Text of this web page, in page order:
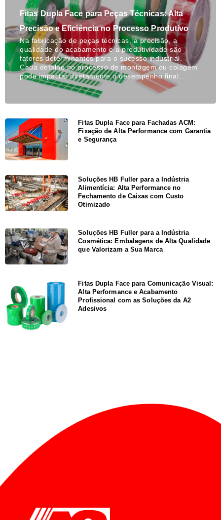
Fitas Dupla Face para Peças Técnicas: Alta
Precisão e Eficiência no Processo Produtivo
Na fabricação de peças técnicas, a precisão, a
qualidade do acabamento e a produtividade são
fatores determinantes para o sucesso industrial.
Cada detalhe no processo de montagem ou colagem
pode impactar diretamente o desempenho final…
Fitas Dupla Face para Fachadas ACM:
Fixação de Alta Performance com Garantia
e Segurança
Soluções HB Fuller para a Indústria
Alimentícia: Alta Performance no
Fechamento de Caixas com Custo
Otimizado
Soluções HB Fuller para a Indústria
Cosmética: Embalagens de Alta Qualidade
que Valorizam a Sua Marca
Fitas Dupla Face para Comunicação Visual:
Alta Performance e Acabamento
Profissional com as Soluções da A2
Adesivos